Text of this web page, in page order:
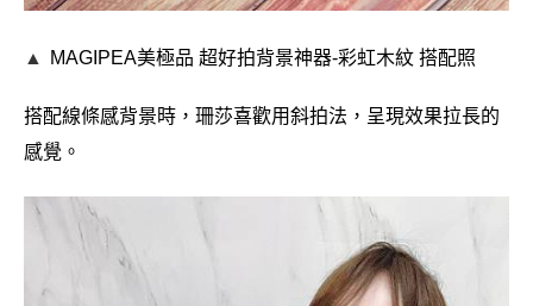
▲ MAGIPEA美極品 超好拍背景神器-彩虹木紋 搭配照
搭配線條感背景時，珊莎喜歡用斜拍法，呈現效果拉長的
感覺。